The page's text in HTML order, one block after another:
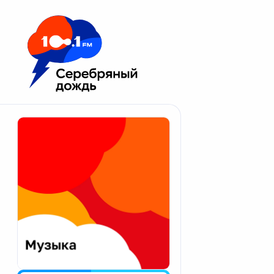
Москва 100.1 FM
Апатиты
Екатеринбург
Калининград
Калуга